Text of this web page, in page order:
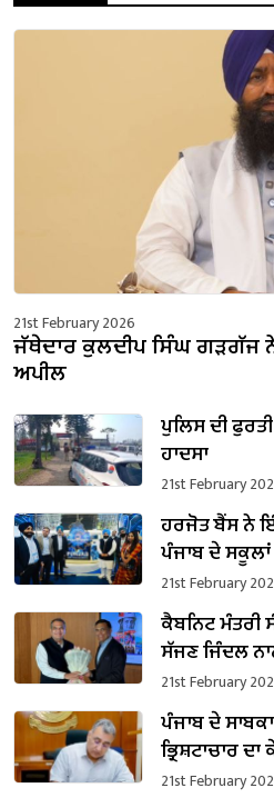
21st February 2026
ਜੱਥੇਦਾਰ ਕੁਲਦੀਪ ਸਿੰਘ ਗੜਗੱਜ
ਅਪੀਲ
ਪੁਲਿਸ ਦੀ
ਹਾਦਸਾ
21st February
ਹਰਜੋਤ ਬੈਂਸ ਨੇ
ਪੰਜਾਬ ਦੇ
ਨੂੰ ਤਲਾਸ਼ਿਆ
21st February
ਕੈਬਨਿਟ ਮੰਤਰੀ
ਸੱਜਣ ਜਿੰਦਲ
₹1,500 ਕਰੋੜ
21st February
ਪੰਜਾਬ ਦੇ
ਭ੍ਰਿਸ਼ਟਾਚਾਰ
ਪ੍ਰਵਾਨਗੀ
21st February